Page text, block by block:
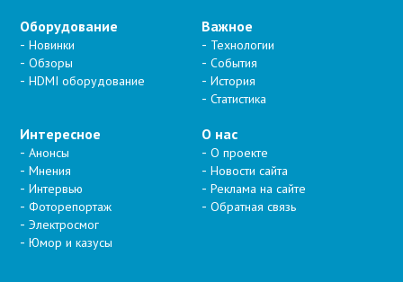
Оборудование
Новинки
Обзоры
HDMI оборудование
Важное
Технологии
События
История
Статистика
Интересное
Анонсы
Мнения
Интервью
Фоторепортаж
Электросмог
Юмор и казусы
О нас
О проекте
Новости сайта
Реклама на сайте
Обратная связь